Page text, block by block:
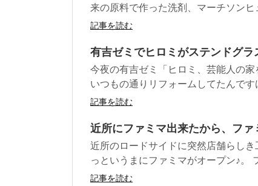
来の原料で作った洗剤、マーチソン
記事を読む
有吉ゼミでヒロミがステンドグ
今夜の有吉ゼミ「ヒロミ、芸能人の
いつもの通りリフォームしてたんで
記事を読む
近所にファミマ出来たから、ファ
近所のロードサイドに突然店舗らし
っというまにファミマがオープン♪。
記事を読む